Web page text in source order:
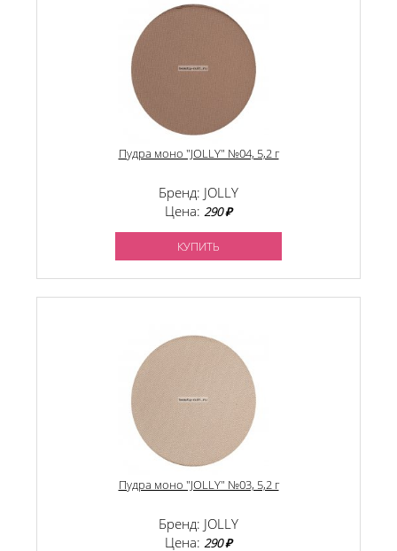
Пудра моно "JOLLY" №04, 5,2 г
Бренд: JOLLY
Цена: 290 ₽
КУПИТЬ
Пудра моно "JOLLY" №03, 5,2 г
Бренд: JOLLY
Цена: 290 ₽